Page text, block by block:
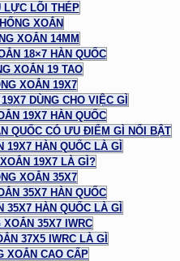
LỰC LÕI THÉP
XOẮN
XOẮN 14MM
18×7 HÀN QUỐC
XOẮN 19 TAO
XOẮN 19X7
DÙNG CHO VIỆC GÌ
19X7 HÀN QUỐC
QUỐC CÓ ƯU ĐIỂM GÌ NỔI BẬT
19X7 HÀN QUỐC LÀ GÌ
19X7 LÀ GÌ?
XOẮN 35X7
35X7 HÀN QUỐC
35X7 HÀN QUỐC LÀ GÌ
XOẮN 35X7 IWRC
37X5 IWRC LÀ GÌ
XOẮN CAO CẤP